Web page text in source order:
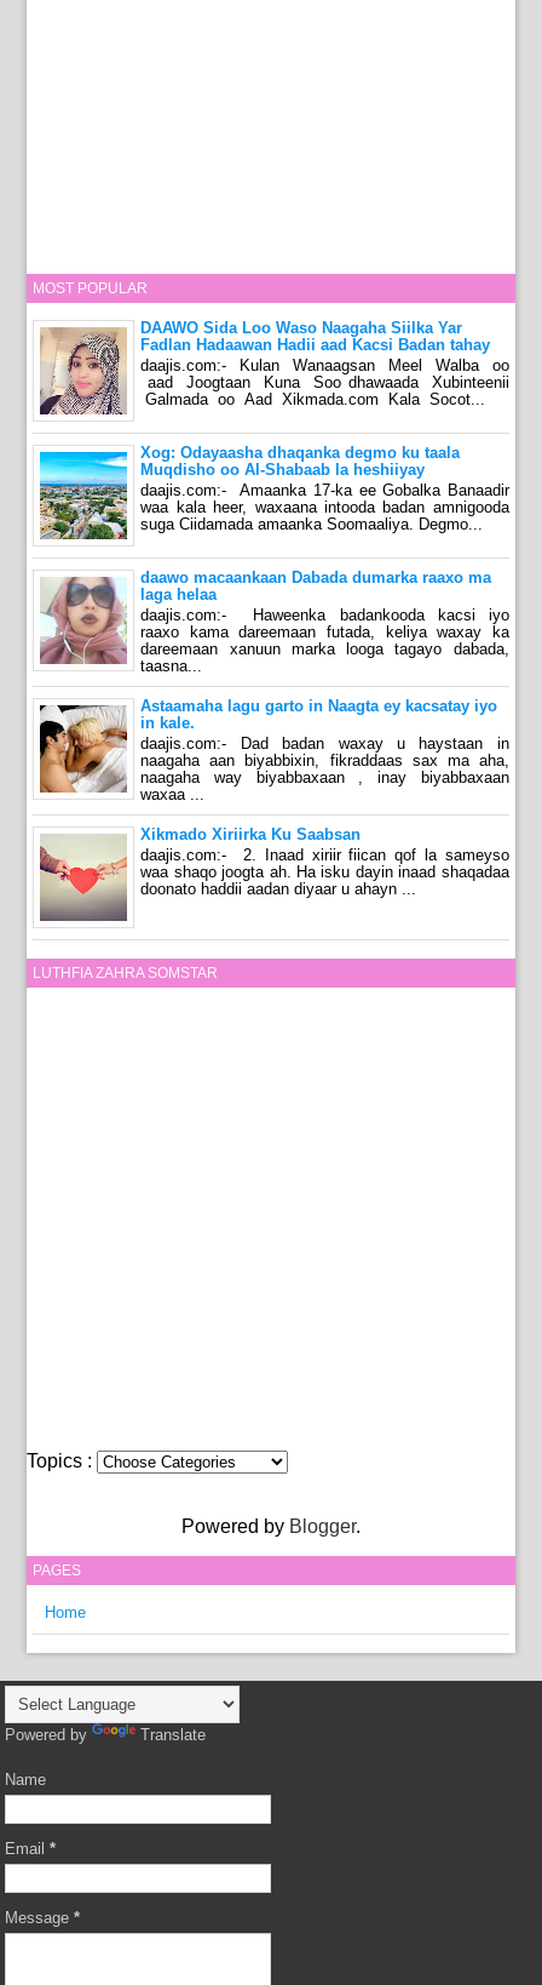
MOST POPULAR
DAAWO Sida Loo Waso Naagaha Siilka Yar
Fadlan Hadaawan Hadii aad Kacsi Badan tahay
daajis.com:- Kulan Wanaagsan Meel Walba oo
aad Joogtaan Kuna Soo dhawaada Xubinteenii
Galmada oo Aad Xikmada.com Kala Socot...
Xog: Odayaasha dhaqanka degmo ku taala
Muqdisho oo Al-Shabaab la heshiiyay
daajis.com:- Amaanka 17-ka ee Gobalka Banaadir
waa kala heer, waxaana intooda badan amnigooda
suga Ciidamada amaanka Soomaaliya. Degmo...
daawo macaankaan Dabada dumarka raaxo ma
laga helaa
daajis.com:- Haweenka badankooda kacsi iyo
raaxo kama dareemaan futada, keliya waxay ka
dareemaan xanuun marka looga tagayo dabada,
taasna...
Astaamaha lagu garto in Naagta ey kacsatay iyo
in kale.
daajis.com:- Dad badan waxay u haystaan in
naagaha aan biyabbixin, fikraddaas sax ma aha,
naagaha way biyabbaxaan , inay biyabbaxaan
waxaa ...
Xikmado Xiriirka Ku Saabsan
daajis.com:- 2. Inaad xiriir fiican qof la sameyso
waa shaqo joogta ah. Ha isku dayin inaad shaqadaa
doonato haddii aadan diyaar u ahayn ...
LUTHFIA ZAHRA SOMSTAR
Topics :
Powered by Blogger.
PAGES
Home
Powered by Translate
Name
Email*
Message*